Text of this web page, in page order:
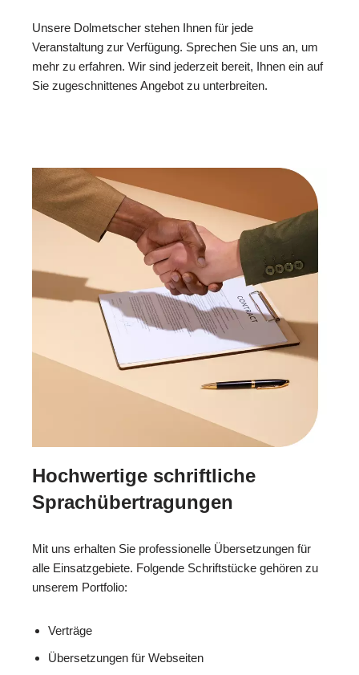
Unsere Dolmetscher stehen Ihnen für jede
Veranstaltung zur Verfügung. Sprechen Sie uns an, um
mehr zu erfahren. Wir sind jederzeit bereit, Ihnen ein auf
Sie zugeschnittenes Angebot zu unterbreiten.
Hochwertige schriftliche
Sprachübertragungen
Mit uns erhalten Sie professionelle Übersetzungen für
alle Einsatzgebiete. Folgende Schriftstücke gehören zu
unserem Portfolio:
Verträge
Übersetzungen für Webseiten